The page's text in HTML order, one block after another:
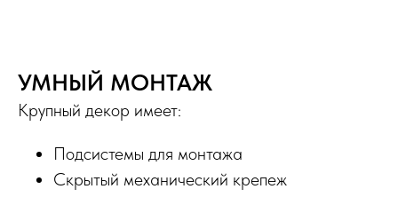
УМНЫЙ МОНТАЖ
Крупный декор имеет:
Подсистемы для монтажа
Скрытый механический крепеж